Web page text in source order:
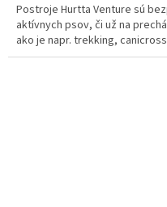
Postroje Hurtta Venture sú
aktívnych psov, či už na
ako je napr. trekking,